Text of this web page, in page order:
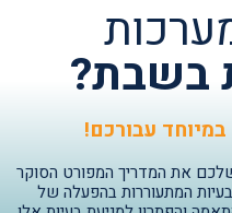
בשבת?
במיוחד עבורכם!
את המדריך המפורט הסוקר
המתעוררות בהפעלה של